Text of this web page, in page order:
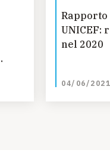
UNICEF:
nel 2020
04/06/2021